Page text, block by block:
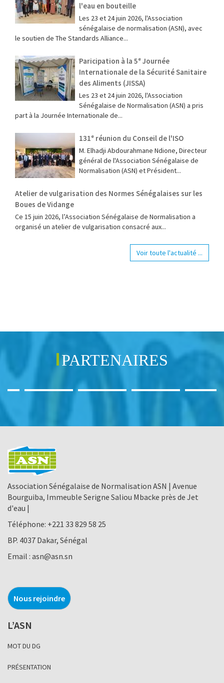
l'eau en bouteille
Les 23 et 24 juin 2026, l'Association
sénégalaise de normalisation (ASN), avec
le soutien de The Standards Alliance...
Paricipation à la 5ᵉ Journée
Internationale de la Sécurité Sanitaire
des Aliments (JISSA)
‎Les 23 et 24 juin 2026, l'Association
Sénégalaise de Normalisation (ASN) a pris
part à la Journée Internationale de...
131ᵉ réunion du Conseil de l'ISO
M. Elhadji Abdourahmane Ndione, Directeur
général de l'Association Sénégalaise de
Normalisation (ASN) et Président...
Atelier de vulgarisation des Normes Sénégalaises sur les
Boues de Vidange
Ce 15 juin 2026, l’Association Sénégalaise de Normalisation a
organisé un atelier de vulgarisation consacré aux...
Voir toute l'actualité ...
PARTENAIRES
Association Sénégalaise de Normalisation ASN | Avenue
Bourguiba, Immeuble Serigne Saliou Mbacke près de Jet
d'eau |
Téléphone: +221 33 829 58 25
BP. 4037 Dakar, Sénégal
Email : asn@asn.sn
Nous rejoindre
L’ASN
MOT DU DG
PRÉSENTATION